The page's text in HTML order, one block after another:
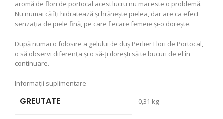
aromă de flori de portocal acest lucru nu mai este o problemă.
Nu numai că îţi hidratează şi hrăneşte pielea, dar are ca efect
senzaţia de piele fină, pe care fiecare femeie şi-o doreşte.
După numai o folosire a gelului de duş Perlier Flori de Portocal,
o să observi diferenţa şi o să-ţi doreşti să te bucuri de el în
continuare.
Informații suplimentare
GREUTATE 0,31 kg